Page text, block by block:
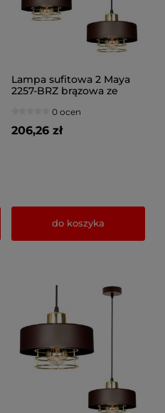
Lampa sufitowa 2 Maya
2257-BRZ brązowa ze
0 ocen
206,26 zł
do koszyka